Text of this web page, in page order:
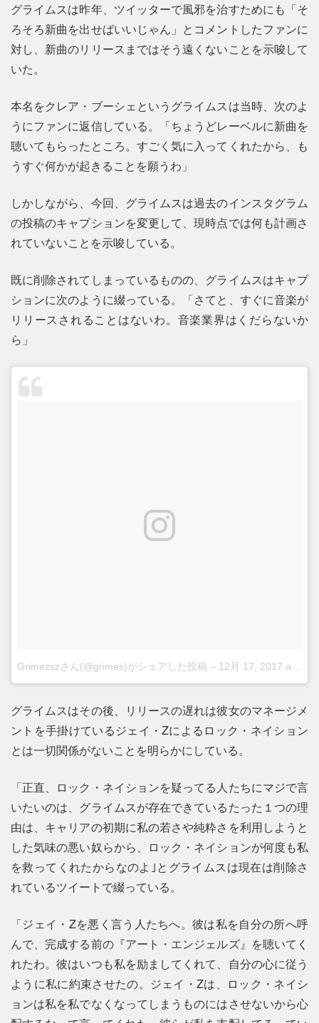
グライムスは昨年、ツイッターで風邪を治すためにも「そ
ろそろ新曲を出せばいいじゃん」とコメントしたファンに
対し、新曲のリリースまではそう遠くないことを示唆して
いた。
本名をクレア・ブーシェというグライムスは当時、次のよ
うにファンに返信している。「ちょうどレーベルに新曲を
聴いてもらったところ。すごく気に入ってくれたから、も
うすぐ何かが起きることを願うわ」
しかしながら、今回、グライムスは過去のインスタグラム
の投稿のキャプションを変更して、現時点では何も計画さ
れていないことを示唆している。
既に削除されてしまっているものの、グライムスはキャプ
ションに次のように綴っている。「さてと、すぐに音楽が
リリースされることはないわ。音楽業界はくだらないか
ら」
Grimezszさん(@grimes)がシェアした投稿 – 12月 17, 2017 at 4:21午前 PST
グライムスはその後、リリースの遅れは彼女のマネージメ
ントを手掛けているジェイ・Zによるロック・ネイション
とは一切関係がないことを明らかにしている。
「正直、ロック・ネイションを疑ってる人たちにマジで言
いたいのは、グライムスが存在できているたった１つの理
由は、キャリアの初期に私の若さや純粋さを利用しようと
した気味の悪い奴らから、ロック・ネイションが何度も私
を救ってくれたからなのよ｣とグライムスは現在は削除さ
れているツイートで綴っている。
「ジェイ・Zを悪く言う人たちへ。彼は私を自分の所へ呼
んで、完成する前の『アート・エンジェルズ』を聴いてく
れたわ。彼はいつも私を励ましてくれて、自分の心に従う
ように私に約束させたの。ジェイ・Zは、ロック・ネイシ
ョンは私を私でなくなってしまうものにはさせないから心